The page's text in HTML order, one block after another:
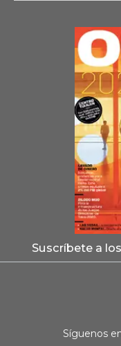
Suscríbete a
Síguenos